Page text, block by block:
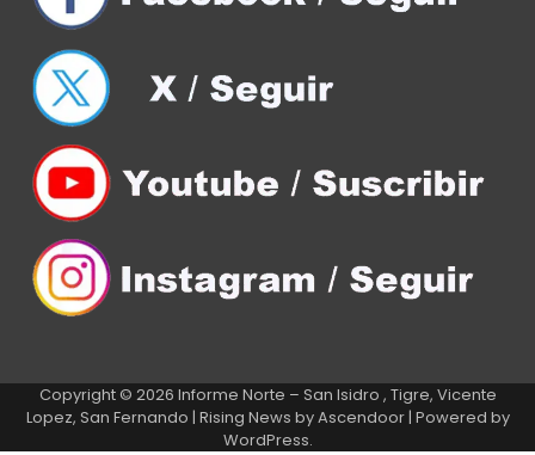
Copyright © 2026 Informe Norte – San Isidro , Tigre, Vicente
Lopez, San Fernando | Rising News byAscendoor| Powered by
WordPress.